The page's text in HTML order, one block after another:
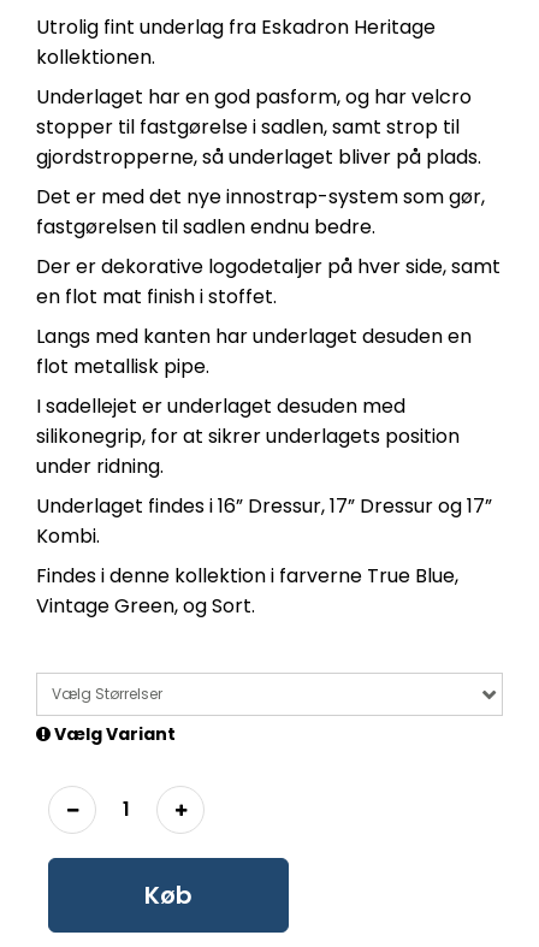
Utrolig fint underlag fra Eskadron Heritage
kollektionen.
Underlaget har en god pasform, og har velcro
stopper til fastgørelse i sadlen, samt strop til
gjordstropperne, så underlaget bliver på plads.
Det er med det nye innostrap-system som gør,
fastgørelsen til sadlen endnu bedre.
Der er dekorative logodetaljer på hver side, samt
en flot mat finish i stoffet.
Langs med kanten har underlaget desuden en
flot metallisk pipe.
I sadellejet er underlaget desuden med
silikonegrip, for at sikrer underlagets position
under ridning.
Underlaget findes i 16” Dressur, 17” Dressur og 17”
Kombi.
Findes i denne kollektion i farverne True Blue,
Vintage Green, og Sort.
Vælg Størrelser
Vælg Variant
Køb